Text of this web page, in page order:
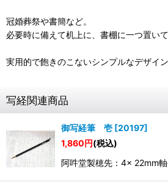
冠婚葬祭や書簡など。
必要時に備えて机上に、書棚に一つ置い
実用的で飽きのこないシンプルなデザイ
写経関連商品
御写経筆 壱 [20197]
1,860円(税込)
阿吽堂製穂先：4× 22mm